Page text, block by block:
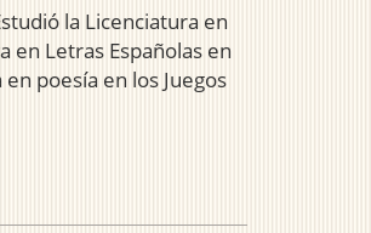
la Licenciatura en
en Letras Españolas en
poesía en los Juegos